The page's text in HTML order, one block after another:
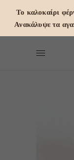
Το καλοκαίρι
Ανακάλυψε τα